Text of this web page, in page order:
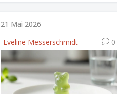
21 Mai 2026
Eveline Messerschmidt
0